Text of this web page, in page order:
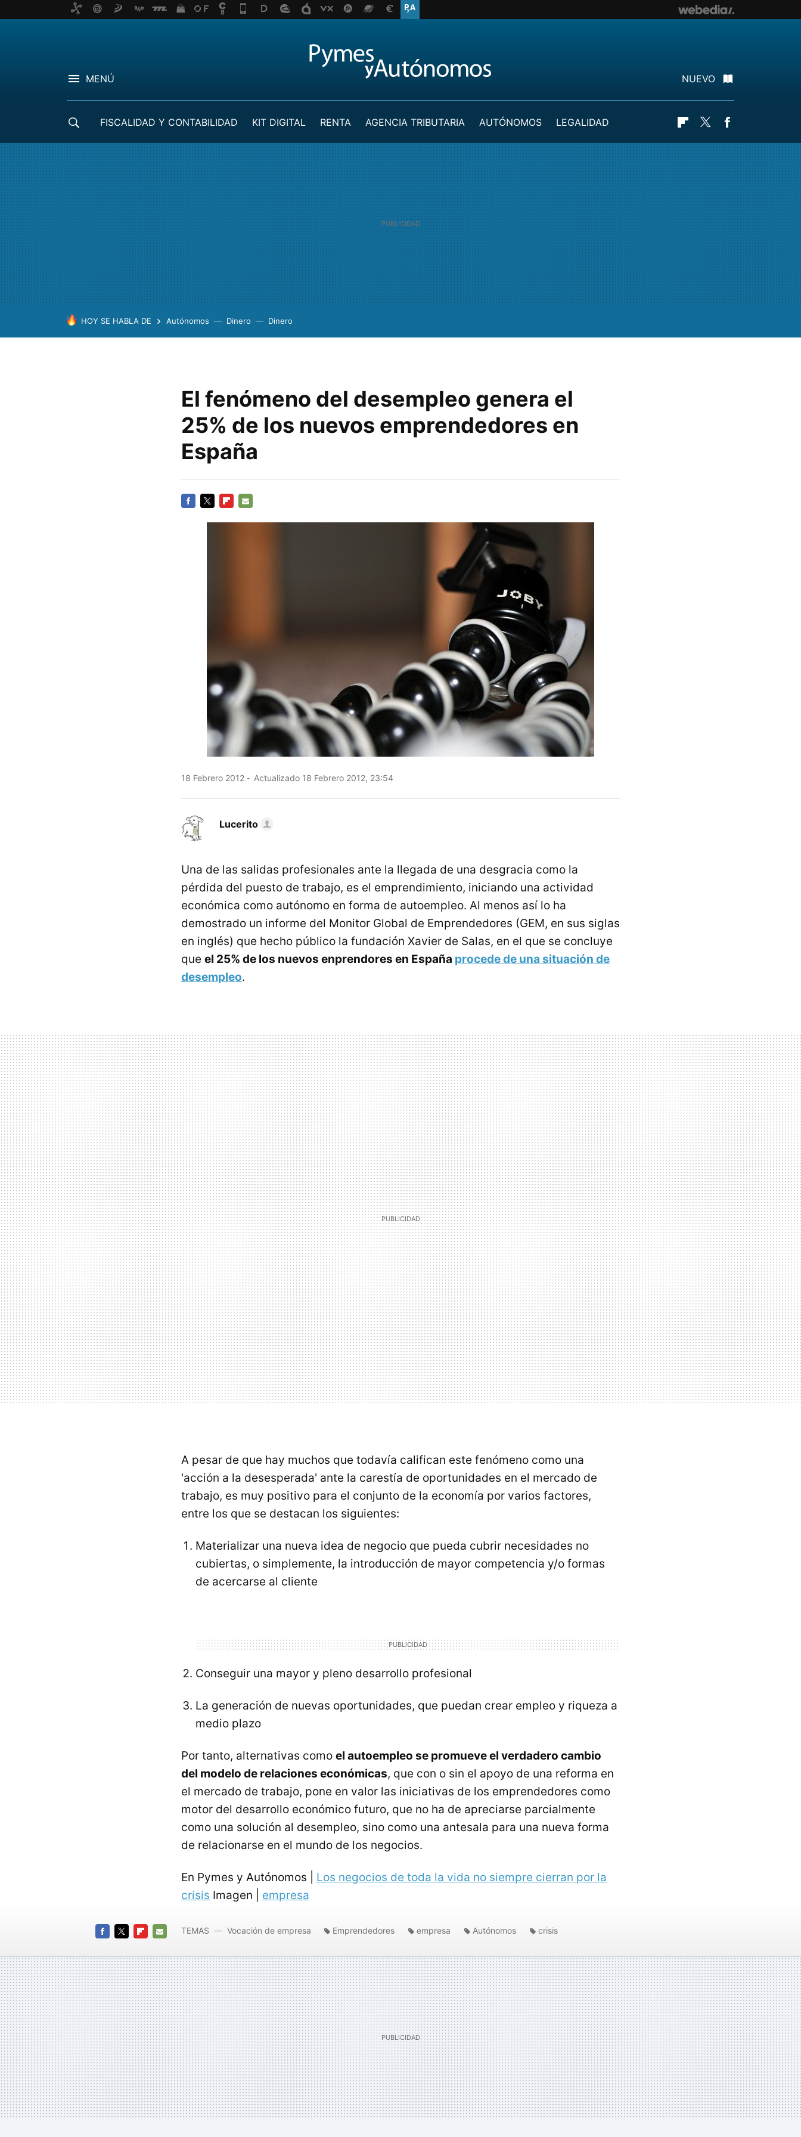
MENÚ NUEVO
FISCALIDAD Y CONTABILIDAD KIT DIGITAL RENTA AGENCIA TRIBUTARIA AUTÓNOMOS
LEGALIDAD
Flipboard
Twitter
HOY SE HABLA DE Autónomos Dinero Dinero
El fenómeno del desempleo genera el
25% de los nuevos emprendedores en
España
18 Febrero 2012 Actualizado 18 Febrero 2012, 23:54
Lucerito
Una de las salidas profesionales ante la llegada de una desgracia como la
pérdida del puesto de trabajo, es el emprendimiento, iniciando una actividad
económica como autónomo en forma de autoempleo. Al menos así lo ha
demostrado un informe del Monitor Global de Emprendedores (GEM, en sus siglas
en inglés) que hecho público la fundación Xavier de Salas, en el que se concluye
que el 25% de los nuevos enprendores en España procede de una situación de
desempleo.
A pesar de que hay muchos que todavía califican este fenómeno como una
'acción a la desesperada' ante la carestía de oportunidades en el mercado de
trabajo, es muy positivo para el conjunto de la economía por varios factores,
entre los que se destacan los siguientes:
Materializar una nueva idea de negocio que pueda cubrir necesidades no
cubiertas, o simplemente, la introducción de mayor competencia y/o formas
de acercarse al cliente
Conseguir una mayor y pleno desarrollo profesional
La generación de nuevas oportunidades, que puedan crear empleo y riqueza a
medio plazo
Por tanto, alternativas como el autoempleo se promueve el verdadero cambio
del modelo de relaciones económicas, que con o sin el apoyo de una reforma en
el mercado de trabajo, pone en valor las iniciativas de los emprendedores como
motor del desarrollo económico futuro, que no ha de apreciarse parcialmente
como una solución al desempleo, sino como una antesala para una nueva forma
de relacionarse en el mundo de los negocios.
En Pymes y Autónomos | Los negocios de toda la vida no siempre cierran por la
crisis Imagen | empresa
MAIL
TEMAS Vocación de empresa Emprendedores empresa Autónomos crisis